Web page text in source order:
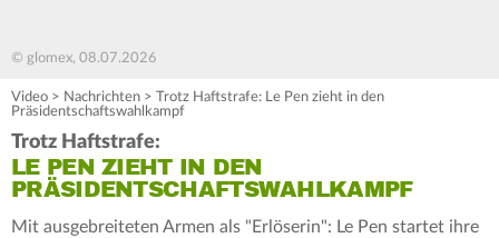
© glomex, 08.07.2026
Video > Nachrichten > Trotz Haftstrafe: Le Pen zieht in den
Präsidentschaftswahlkampf
Trotz Haftstrafe:
LE PEN ZIEHT IN DEN
PRÄSIDENTSCHAFTSWAHLKAMPF
Mit ausgebreiteten Armen als "Erlöserin": Le Pen startet ihre